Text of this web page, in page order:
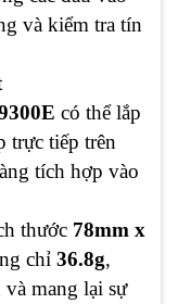
và kiểm tra tín
có thể lắp
trực tiếp trên
tích hợp vào
thước 78mm x
chỉ 36.8g,
mang lại sự